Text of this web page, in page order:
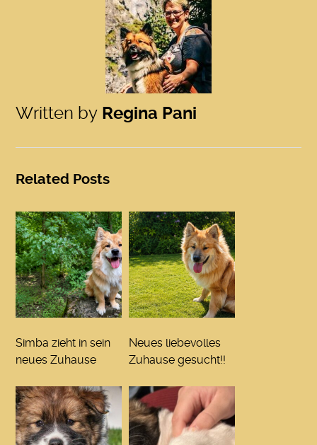
Written by Regina Pani
Related Posts
Simba zieht in sein
neues Zuhause
Neues liebevolles
Zuhause gesucht!!